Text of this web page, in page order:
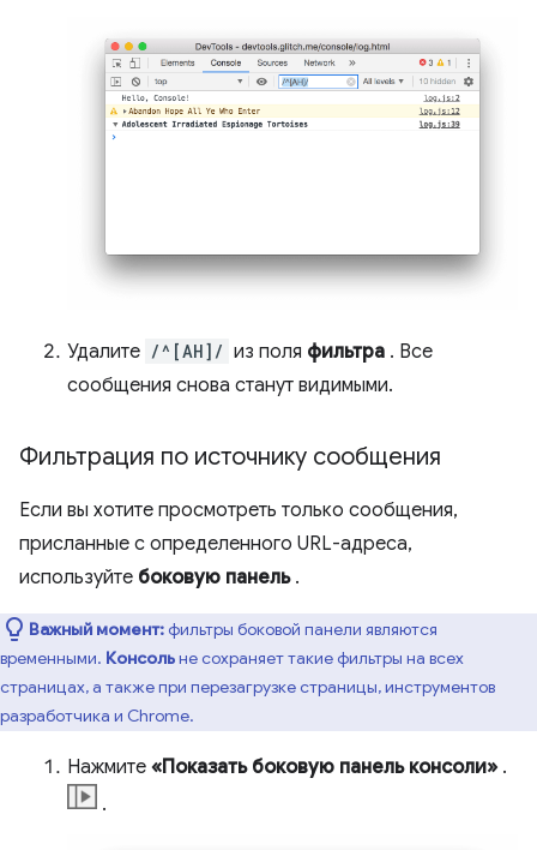
Удалите /^[AH]/ из поля фильтра . Все
сообщения снова станут видимыми.
Фильтрация по источнику сообщения
Если вы хотите просмотреть только сообщения,
присланные с определенного URL-адреса,
используйте боковую панель.
Важный момент: фильтры боковой панели являются
временными. Консольне сохраняет такие фильтры на всех
страницах, а также при перезагрузке страницы, инструментов
разработчика и Chrome.
Нажмите «Показать боковую панель консоли» .
.